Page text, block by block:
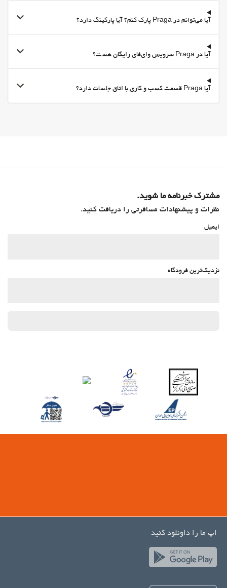
آیا می‌توانم در Praga پارک کنم؟ آیا پارکینگ دارد؟
آیا در Praga سرویس وای‌فای رایگان هست؟
آیا Praga قسمت کسب و کاری با اتاق جلسات دارد؟
مشترک خبرنامه ما شوید.
نظرات و پیشنهادات مسافرتی را دریافت کنید.
ایمیل
نزدیک‌ترین فرودگاه
اپ ما را داونلود کنید